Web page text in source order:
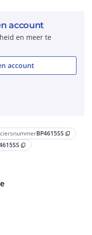
BP4615SS content_copy
content_copy
account
en meer te
account